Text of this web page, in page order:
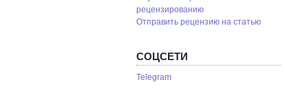
рецензированию
Отправить рецензию на статью
СОЦСЕТИ
Telegram